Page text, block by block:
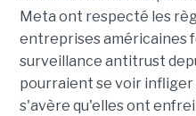
Meta ont respecté les
entreprises américaines
surveillance antitrust
pourraient se voir infliger
s'avère qu'elles ont